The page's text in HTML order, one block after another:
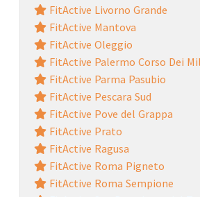
FitActive Livorno Grande
FitActive Mantova
FitActive Oleggio
FitActive Palermo Corso Dei
FitActive Parma Pasubio
FitActive Pescara Sud
FitActive Pove del Grappa
FitActive Prato
FitActive Ragusa
FitActive Roma Pigneto
FitActive Roma Sempione